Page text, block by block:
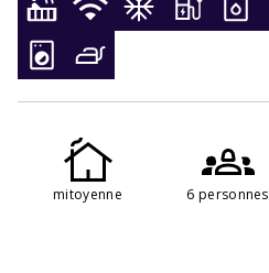
mitoyenne 6 personnes